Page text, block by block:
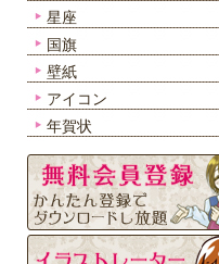
星座
国旗
壁紙
アイコン
年賀状